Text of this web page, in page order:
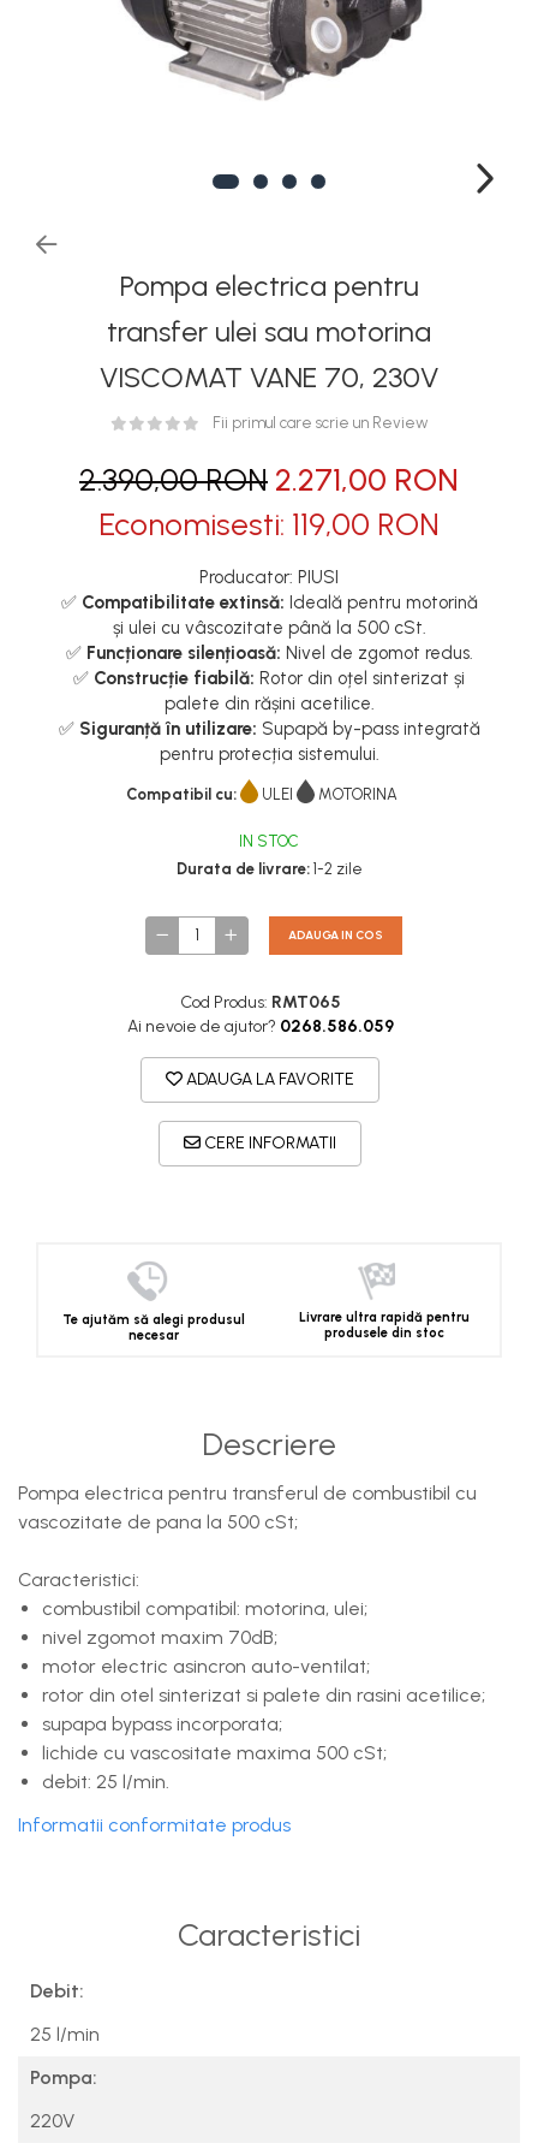
Rezervoare stationare
supraterane din plastic
Rezervoare stationare
Rezervoare fertilizanti
Pompa electrica pentru
transfer ulei sau motorina
VISCOMAT VANE 70, 230V
Fii primul care scrie un Review
2.390,00 RON 2.271,00 RON
Economisesti: 119,00 RON
Producator: PIUSI
✅ Compatibilitate extinsă: Ideală pentru motorină
și ulei cu vâscozitate până la 500 cSt.
✅Funcționare silențioasă: Nivel de zgomot redus.
✅ Construcție fiabilă: Rotor din oțel sinterizat și
palete din rășini acetilice.
✅ Siguranță în utilizare: Supapă by-pass integrată
pentru protecția sistemului.
Compatibil cu: ULEI MOTORINA
IN STOC
Durata de livrare:1-2 zile
ADAUGA IN COS
Cod Produs: RMT065
Ai nevoie de ajutor? 0268.586.059
ADAUGA LA FAVORITE
CERE INFORMATII
Te ajutăm să alegi produsul
necesar
Livrare ultra rapidă pentru
produsele din stoc
Descriere
Pompa electrica pentru transferul de combustibil cu
vascozitate de pana la 500 cSt;
Caracteristici:
combustibil compatibil: motorina, ulei;
nivel zgomot maxim 70dB;
motor electric asincron auto-ventilat;
rotor din otel sinterizat si palete din rasini acetilice;
supapa bypass incorporata;
lichide cu vascositate maxima 500 cSt;
debit: 25 l/min.
Informatii conformitate produs
Caracteristici
Debit:
25 l/min
Pompa:
220V